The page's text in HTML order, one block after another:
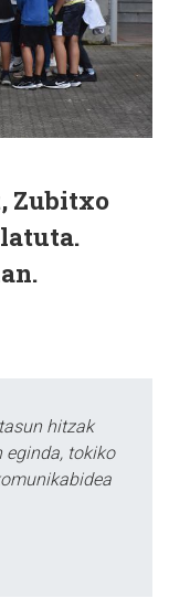
Zubitxo
hitzak
eginda, tokiko